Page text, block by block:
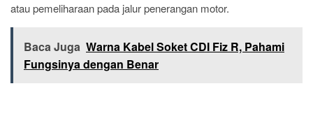
atau pemeliharaan pada jalur penerangan motor.
Baca Juga Warna Kabel Soket CDI Fiz R, Pahami
Fungsinya dengan Benar